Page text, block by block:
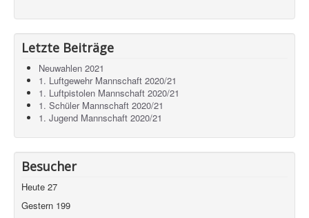
Letzte Beiträge
Neuwahlen 2021
1. Luftgewehr Mannschaft 2020/21
1. Luftpistolen Mannschaft 2020/21
1. Schüler Mannschaft 2020/21
1. Jugend Mannschaft 2020/21
Besucher
Heute 27
Gestern 199